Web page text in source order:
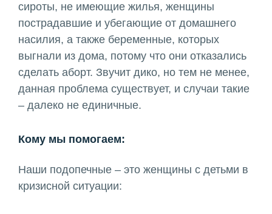
сироты, не имеющие жилья, женщины
пострадавшие и убегающие от домашнего
насилия, а также беременные, которых
выгнали из дома, потому что они отказались
сделать аборт. Звучит дико, но тем не менее,
данная проблема существует, и случаи такие
– далеко не единичные.
Кому мы помогаем:
Наши подопечные – это женщины с детьми в
кризисной ситуации: